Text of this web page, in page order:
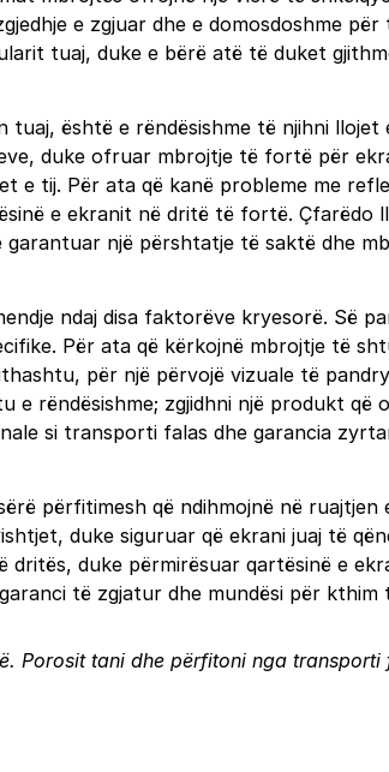
e zgjuar dhe e domosdoshme
tuaj, duke e bërë atë të duket
është e rëndësishme të njihni
duke ofruar mbrojtje të fortë për
tij. Për ata që kanë probleme me
e ekranit në dritë të fortë. Çfarëdo
një përshtatje të saktë dhe
ndaj disa faktorëve kryesorë. Së
Për ata që kërkojnë mbrojtje të
për një përvojë vizuale të
e rëndësishme; zgjidhni një produkt
si transporti falas dhe garancia
përfitimesh që ndihmojnë në
duke siguruar që ekrani juaj të
duke përmirësuar qartësinë e
të zgjatur dhe mundësi për
Porosit tani dhe përfitoni nga